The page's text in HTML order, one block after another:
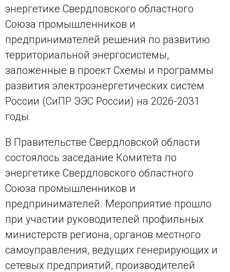
энергетике Свердловского областного
Союза промышленников и
предпринимателей решения по развитию
территориальной энергосистемы,
заложенные в проект Схемы и программы
развития электроэнергетических систем
России (СиПР ЭЭС России) на 2026-2031
годы.
В Правительстве Свердловской области
состоялось заседание Комитета по
энергетике Свердловского областного
Союза промышленников и
предпринимателей. Мероприятие прошло
при участии руководителей профильных
министерств региона, органов местного
самоуправления, ведущих генерирующих и
сетевых предприятий, производителей